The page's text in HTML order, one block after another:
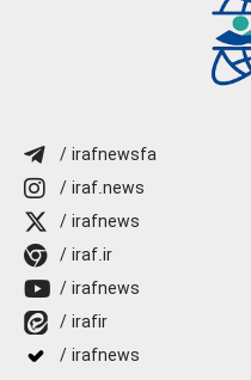
/ irafnewsfa
/ iraf.news
/ irafnews
/ iraf.ir
/ irafnews
/ irafir
/ irafnews